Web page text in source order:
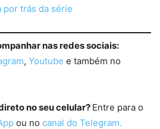
por trás da série
nas redes sociais:
, Youtube e também no
no seu celular? Entre para o
ou no canal do Telegram.